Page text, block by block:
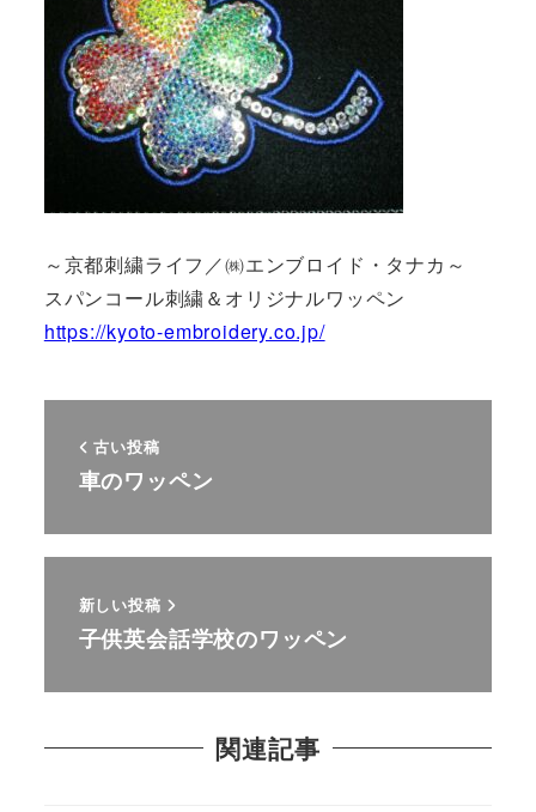
～京都刺繍ライフ／㈱エンブロイド・タナカ～
スパンコール刺繍＆オリジナルワッペン
https://kyoto-embroidery.co.jp/
古い投稿
車のワッペン
新しい投稿
子供英会話学校のワッペン
関連記事